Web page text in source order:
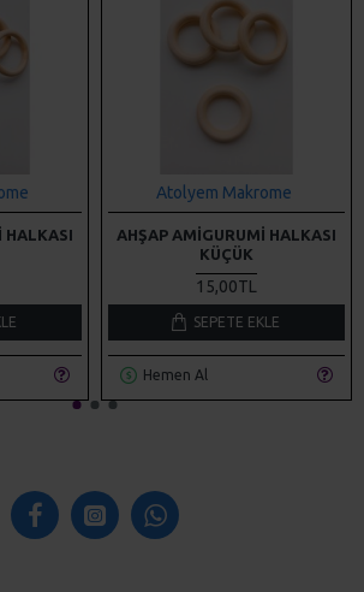
HALKASI
Atolyem Makrome
AHŞAP AMIGURUMI HALKASI
KÜÇÜK
15,00TL
SEPETE EKLE
Hemen Al